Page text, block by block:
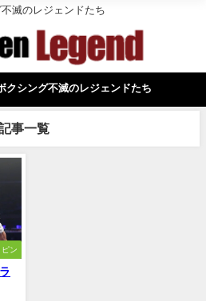
滅のレジェンドたち
クシング不滅のレジェンドたち
事一覧
ピン